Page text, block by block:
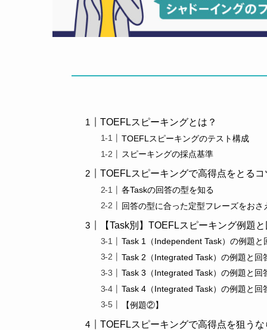
TOEFLスピーキングとは？
TOEFLスピーキングのテスト構成
スピーキングの採点基準
TOEFLスピーキングで高得点をとるコ
各Taskの回答の型を知る
回答の型に合った定型フレーズをおさ
【Task別】TOEFLスピーキング例題
Task 1（Independent Task）の例題と
Task 2（Integrated Task）の例題と回
Task 3（Integrated Task）の例題と回
Task 4（Integrated Task）の例題と回
【例題②】
TOEFLスピーキングで高得点を狙う